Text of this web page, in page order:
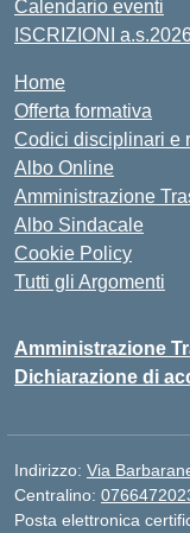
Calendario eventi
ISCRIZIONI
Home
Offerta formativa
Codici disciplinari e
Albo Online
Amministrazione
Albo Sindacale
Cookie Policy
Tutti gli Argomenti
Amministrazione
Dichiarazione di
Indirizzo: Via
Centralino:
Posta elettronica